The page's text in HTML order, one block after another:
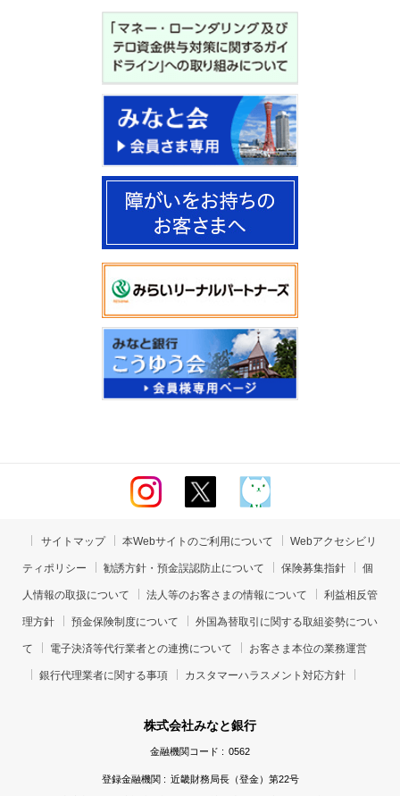
サイトマップ 本Webサイトのご利用について Webアクセシビリ
ティポリシー 勧誘方針・預金誤認防止について 保険募集指針 個
人情報の取扱について 法人等のお客さまの情報について 利益相反管
理方針 預金保険制度について 外国為替取引に関する取組姿勢につい
て 電子決済等代行業者との連携について お客さま本位の業務運営
銀行代理業者に関する事項 カスタマーハラスメント対応方針
株式会社みなと銀行
金融機関コード : 0562
登録金融機関 : 近畿財務局長（登金）第22号